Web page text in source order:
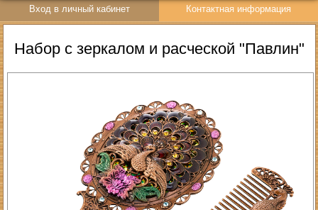
Вход в личный кабинет Контактная информация
Набор с зеркалом и расческой "Павлин"